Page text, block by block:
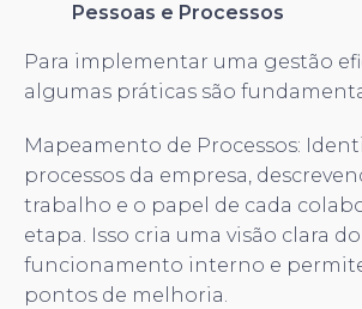
Pessoas e Processos
Para implementar uma gestão
algumas práticas são
Mapeamento de Processos:
processos da empresa,
trabalho e o papel de cada
etapa. Isso cria uma visão clara do
funcionamento interno e
pontos de melhoria.